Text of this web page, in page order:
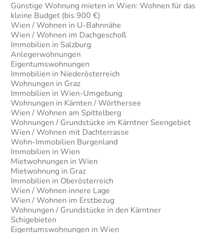
Günstige Wohnung mieten in Wien: Wohnen für das
kleine Budget (bis 900 €)
Wien / Wohnen in U-Bahnnähe
Wien / Wohnen im Dachgeschoß
Immobilien in Salzburg
Anlegerwohnungen
Eigentumswohnungen
Immobilien in Niederösterreich
Wohnungen in Graz
Immobilien in Wien-Umgebung
Wohnungen in Kärnten / Wörthersee
Wien / Wohnen am Spittelberg
Wohnungen / Grundstücke im Kärntner Seengebiet
Wien / Wohnen mit Dachterrasse
Wohn-Immobilien Burgenland
Immobilien in Wien
Mietwohnungen in Wien
Mietwohnung in Graz
Immobilien in Oberösterreich
Wien / Wohnen innere Lage
Wien / Wohnen im Erstbezug
Wohnungen / Grundstücke in den Kärntner
Schigebieten
Eigentumswohnungen in Wien